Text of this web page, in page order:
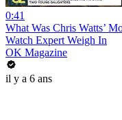
0:41
What Was Chris Watts’
Watch Expert Weigh In
OK Magazine
il y a 6 ans